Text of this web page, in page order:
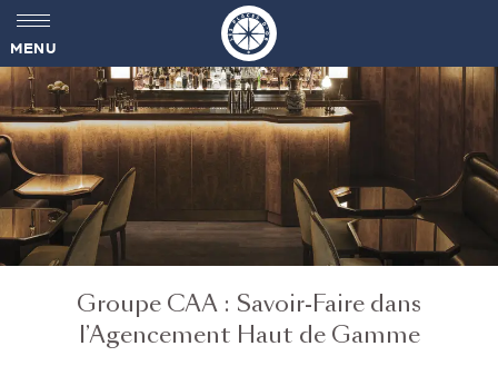
MENU
Groupe CAA : Savoir-Faire dans
l’Agencement Haut de Gamme